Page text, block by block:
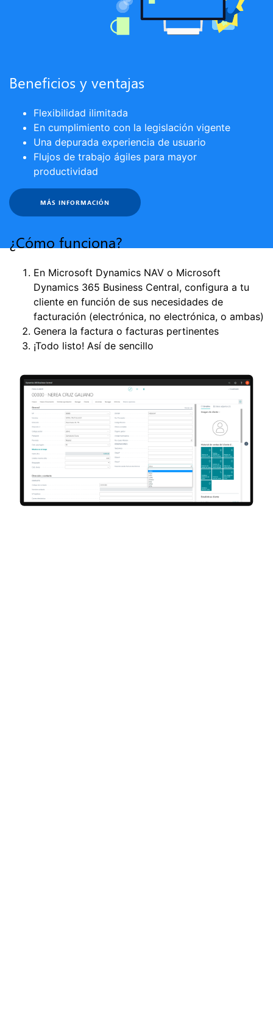
Beneficios y ventajas
Flexibilidad ilimitada
En cumplimiento con la legislación vigente
Una depurada experiencia de usuario
Flujos de trabajo ágiles para mayor
productividad
MÁS INFORMACIÓN
¿Cómo funciona?
En Microsoft Dynamics NAV o Microsoft
Dynamics 365 Business Central, configura a tu
cliente en función de sus necesidades de
facturación (electrónica, no electrónica, o ambas)
Genera la factura o facturas pertinentes
¡Todo listo! Así de sencillo